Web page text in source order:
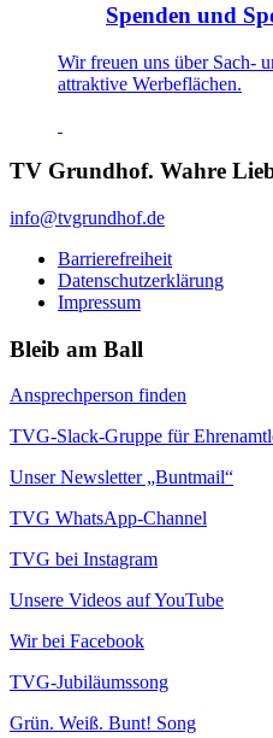
Spenden und
Wir freuen uns über Sach-
attraktive Werbeflächen.
TV Grundhof. Wahre
info@tvgrundhof.de
Barrierefreiheit
Datenschutzerklärung
Impressum
Bleib am Ball
Ansprechperson finden
TVG-Slack-Gruppe für
Unser Newsletter „Buntmail“
TVG WhatsApp-Channel
TVG bei Instagram
Unsere Videos auf YouTube
Wir bei Facebook
TVG-Jubiläumssong
Grün. Weiß. Bunt! Song